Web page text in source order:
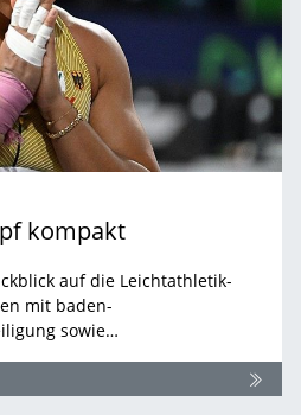
kompakt
auf die Leichtathletik-
mit baden-
sowie…